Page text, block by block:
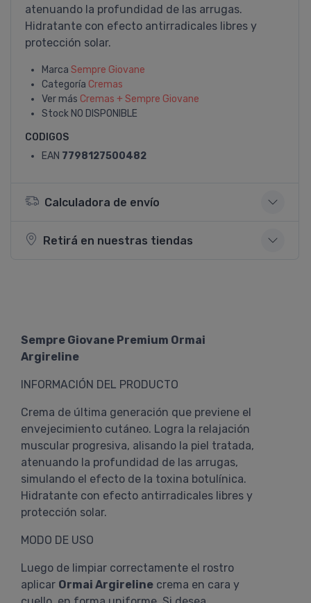
atenuando la profundidad de las arrugas.
Hidratante con efecto antirradicales libres y
protección solar.
Marca Sempre Giovane
Categoría Cremas
Ver más Cremas + Sempre Giovane
Stock NO DISPONIBLE
CODIGOS
EAN 7798127500482
Calculadora de envío
Retirá en nuestras tiendas
Sempre Giovane Premium Ormai
Argireline
INFORMACIÓN DEL PRODUCTO
Crema de última generación que previene el
envejecimiento cutáneo. Logra la relajación
muscular progresiva, alisando la piel tratada,
atenuando la profundidad de las arrugas,
simulando el efecto de la toxina botulínica.
Hidratante con efecto antirradicales libres y
protección solar.
MODO DE USO
Luego de limpiar correctamente el rostro
aplicar Ormai Argireline crema en cara y